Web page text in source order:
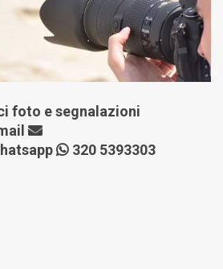
foto e segnalazioni
320 5393303